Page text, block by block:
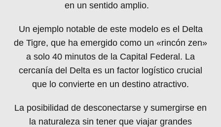
en un sentido amplio.
Un ejemplo notable de este modelo es el Delta
de Tigre, que ha emergido como un «rincón zen»
a solo 40 minutos de la Capital Federal. La
cercanía del Delta es un factor logístico crucial
que lo convierte en un destino atractivo.
La posibilidad de desconectarse y sumergirse en
la naturaleza sin tener que viajar grandes